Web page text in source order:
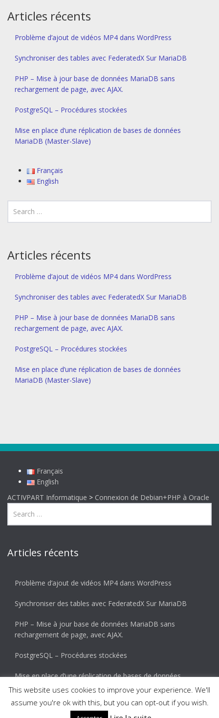
Articles récents
Problème d’ajout de vidéos MP4 dans WordPress
Synchroniser des tables avec FederatedX Sur MariaDB
PHP – Mise à jour base de données MariaDB sans
rechargement de page, avec AJAX.
PostgreSQL – Procédures stockées
Mise en place d’une réplication de bases de données
MariaDB (Master-Slave)
Français
English
Articles récents
Problème d’ajout de vidéos MP4 dans WordPress
Synchroniser des tables avec FederatedX Sur MariaDB
PHP – Mise à jour base de données MariaDB sans
rechargement de page, avec AJAX.
PostgreSQL – Procédures stockées
Mise en place d’une réplication de bases de données
MariaDB (Master-Slave)
Français
English
ACTIVPART Informatique > Connexion de Debian+PHP à Oracle
Articles récents
Problème d’ajout de vidéos MP4 dans WordPress
Synchroniser des tables avec FederatedX Sur MariaDB
PHP – Mise à jour base de données MariaDB sans
rechargement de page, avec AJAX.
PostgreSQL – Procédures stockées
Mise en place d’une réplication de bases de données
MariaDB (Master-Slave)
This website uses cookies to improve your experience. We'll
assume you're ok with this, but you can opt-out if you wish.